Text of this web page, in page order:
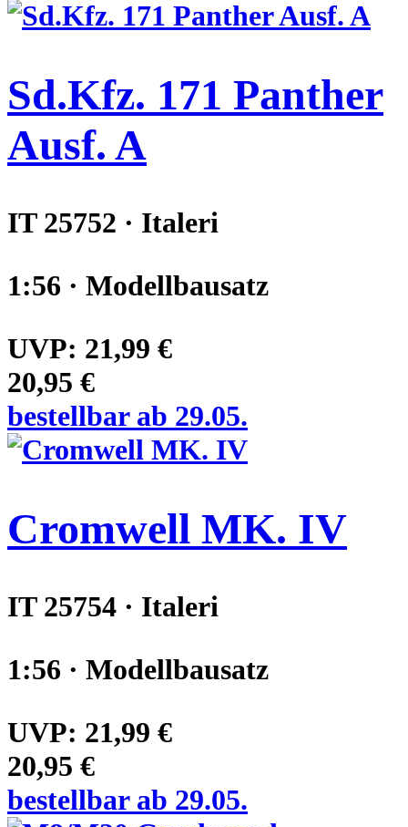
Sd.Kfz. 171 Panther
Ausf. A
IT 25752 · Italeri
1:56 · Modellbausatz
UVP: 21,99 €
20,95 €
bestellbar ab 29.05.
Cromwell MK. IV
IT 25754 · Italeri
1:56 · Modellbausatz
UVP: 21,99 €
20,95 €
bestellbar ab 29.05.